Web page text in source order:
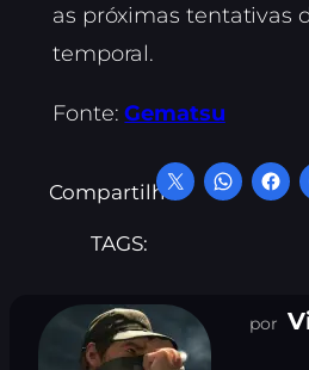
as próximas tentativas
temporal.
Fonte:Gematsu
Compartilhe:
TAGS: